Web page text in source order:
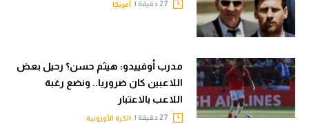
أمريكا
مدرب أوفييدو: هيثم حسن؟ رحيل بعض
اللاعبين كان ضروريا.. ونضع رغبة
اللاعب بالاعتبار
الكرة الأوروبية